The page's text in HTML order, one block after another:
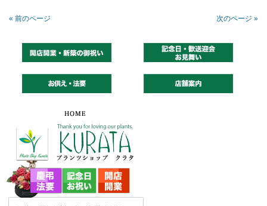
« 前のページ 次のページ »